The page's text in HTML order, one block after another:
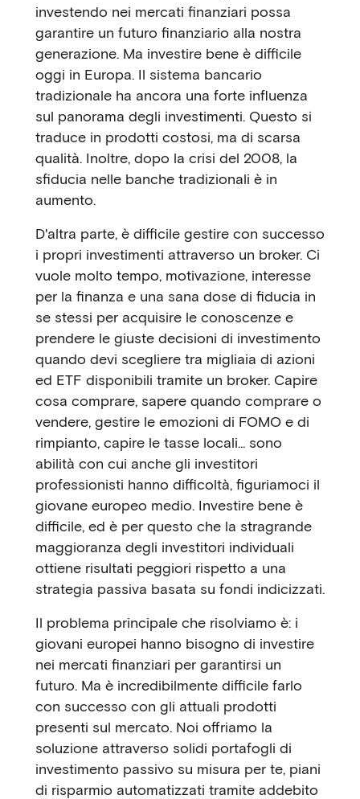
investendo nei mercati finanziari possa
garantire un futuro finanziario alla nostra
generazione. Ma investire bene è difficile
oggi in Europa. Il sistema bancario
tradizionale ha ancora una forte influenza
sul panorama degli investimenti. Questo si
traduce in prodotti costosi, ma di scarsa
qualità. Inoltre, dopo la crisi del 2008, la
sfiducia nelle banche tradizionali è in
aumento.
D'altra parte, è difficile gestire con successo
i propri investimenti attraverso un broker. Ci
vuole molto tempo, motivazione, interesse
per la finanza e una sana dose di fiducia in
se stessi per acquisire le conoscenze e
prendere le giuste decisioni di investimento
quando devi scegliere tra migliaia di azioni
ed ETF disponibili tramite un broker. Capire
cosa comprare, sapere quando comprare o
vendere, gestire le emozioni di FOMO e di
rimpianto, capire le tasse locali... sono
abilità con cui anche gli investitori
professionisti hanno difficoltà, figuriamoci il
giovane europeo medio. Investire bene è
difficile, ed è per questo che la stragrande
maggioranza degli investitori individuali
ottiene risultati peggiori rispetto a una
strategia passiva basata su fondi indicizzati.
Il problema principale che risolviamo è: i
giovani europei hanno bisogno di investire
nei mercati finanziari per garantirsi un
futuro. Ma è incredibilmente difficile farlo
con successo con gli attuali prodotti
presenti sul mercato. Noi offriamo la
soluzione attraverso solidi portafogli di
investimento passivo su misura per te, piani
di risparmio automatizzati tramite addebito